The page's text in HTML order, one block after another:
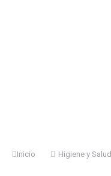
Estás aquí:
Inicio Higiene y Salud